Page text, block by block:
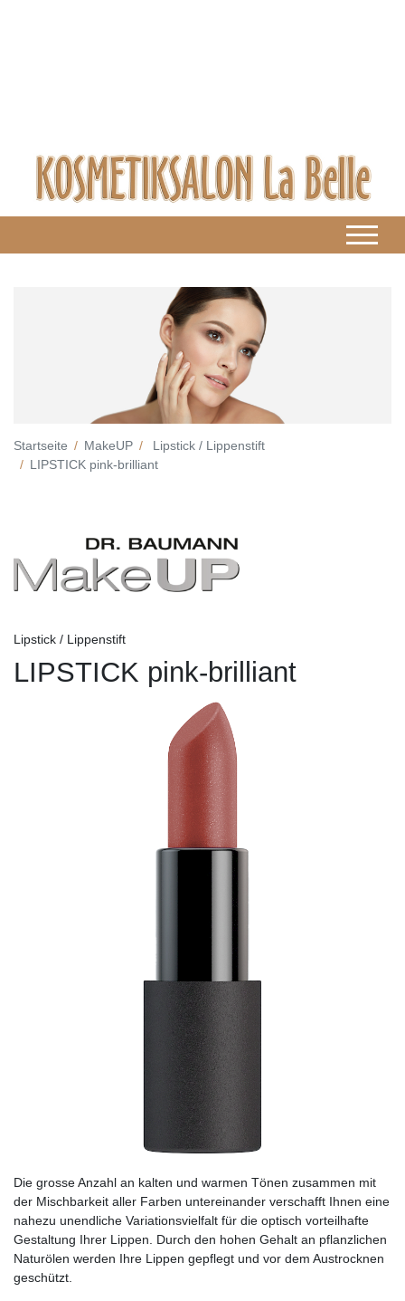
Startseite MakeUP
Lipstick / Lippenstift
LIPSTICK pink-brilliant
Lipstick / Lippenstift
LIPSTICK pink-brilliant
Die grosse Anzahl an kalten und warmen Tönen zusammen mit
der Mischbarkeit aller Farben untereinander verschafft Ihnen eine
nahezu unendliche Variationsvielfalt für die optisch vorteilhafte
Gestaltung Ihrer Lippen. Durch den hohen Gehalt an pflanzlichen
Naturölen werden Ihre Lippen gepflegt und vor dem Austrocknen
geschützt.